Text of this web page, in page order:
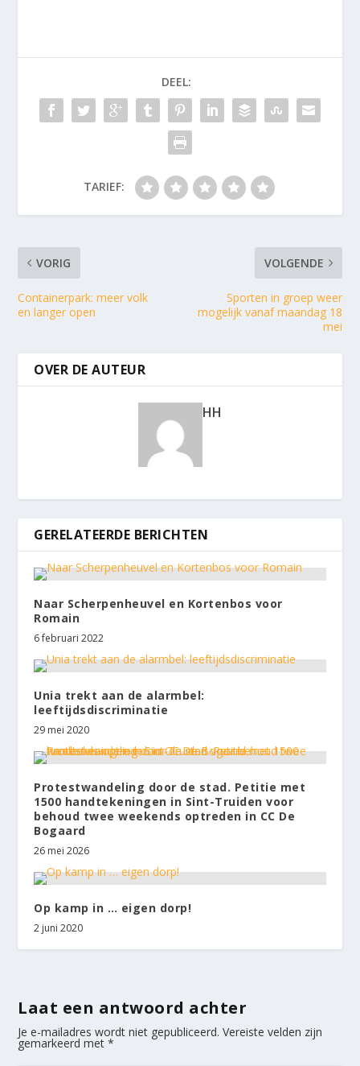
DEEL:
TARIEF:
VORIG
Containerpark: meer volk
en langer open
VOLGENDE
Sporten in groep weer
mogelijk vanaf maandag 18
mei
OVER DE AUTEUR
HH
GERELATEERDE BERICHTEN
Naar Scherpenheuvel en Kortenbos voor
Romain
6 februari 2022
Unia trekt aan de alarmbel:
leeftijdsdiscriminatie
29 mei 2020
Protestwandeling door de stad. Petitie met
1500 handtekeningen in Sint-Truiden voor
behoud twee weekends optreden in CC De
Bogaard
26 mei 2026
Op kamp in … eigen dorp!
2 juni 2020
Laat een antwoord achter
Je e-mailadres wordt niet gepubliceerd. Vereiste velden zijn
gemarkeerd met*